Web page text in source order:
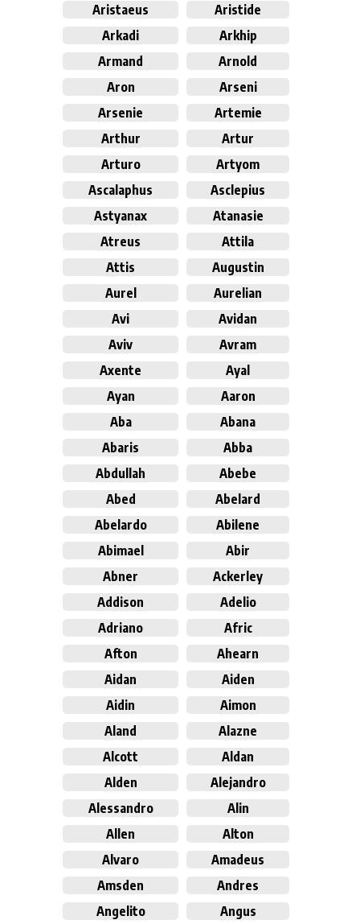
Aristaeus
Aristide
Arkadi
Arkhip
Armand
Arnold
Aron
Arseni
Arsenie
Artemie
Arthur
Artur
Arturo
Artyom
Ascalaphus
Asclepius
Astyanax
Atanasie
Atreus
Attila
Attis
Augustin
Aurel
Aurelian
Avi
Avidan
Aviv
Avram
Axente
Ayal
Ayan
Aaron
Aba
Abana
Abaris
Abba
Abdullah
Abebe
Abed
Abelard
Abelardo
Abilene
Abimael
Abir
Abner
Ackerley
Addison
Adelio
Adriano
Afric
Afton
Ahearn
Aidan
Aiden
Aidin
Aimon
Aland
Alazne
Alcott
Aldan
Alden
Alejandro
Alessandro
Alin
Allen
Alton
Alvaro
Amadeus
Amsden
Andres
Angelito
Angus